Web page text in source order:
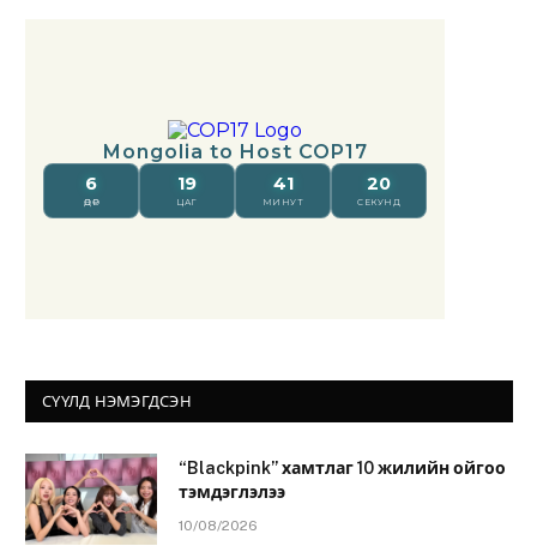
СҮҮЛД НЭМЭГДСЭН
“Blackpink” хамтлаг 10 жилийн ойгоо
тэмдэглэлээ
10/08/2026